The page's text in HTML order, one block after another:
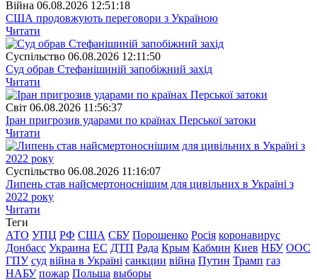
Війна 06.08.2026 12:51:18
США продовжують переговори з Україною
Читати
Суспiльство 06.08.2026 12:11:50
Суд обрав Стефанішиній запобіжний захід
Читати
Свiт 06.08.2026 11:56:37
Іран пригрозив ударами по країнах Перської затоки
Читати
Суспiльство 06.08.2026 11:16:07
Липень став найсмертоноснішим для цивільних в Україні з
2022 року
Читати
Теги
АТО УПЦ РФ США СБУ Порошенко Росія коронавирус
Донбасс Украина ЕС ДТП Рада Крым Кабмин Киев НБУ ООС
ГПУ суд війна в Україні санкции війна Путин Трамп газ
НАБУ пожар Польша выборы